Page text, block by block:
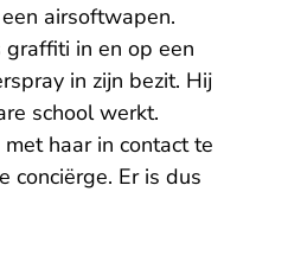
airsoftwapen.
in en op een
in zijn bezit. Hij
school werkt.
haar in contact te
conciërge. Er is dus